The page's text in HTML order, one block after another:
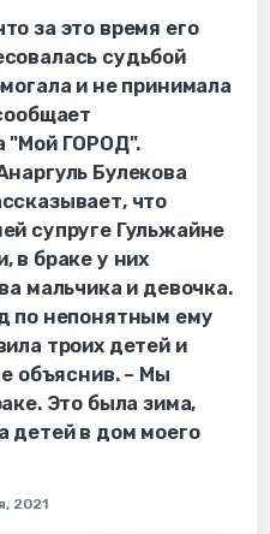
за это время его
судьбой
и не принимала
"Мой ГОРОД".
Булекова
что
супруге Гульжайне
в браке у них
мальчика и девочка.
по непонятным ему
троих детей и
объяснив. – Мы
Это была зима,
детей в дом моего
2021